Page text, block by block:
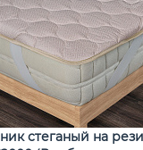
стеганый на